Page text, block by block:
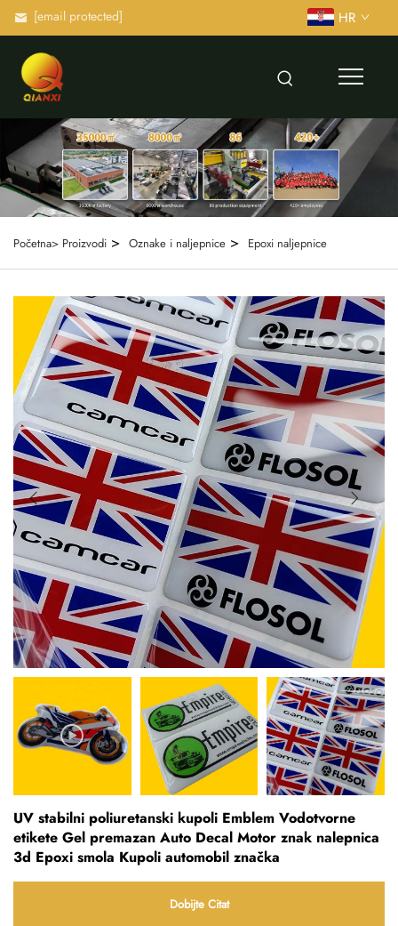
[email protected] HR
Početna> Proizvodi > Oznake i naljepnice > Epoxi naljepnice
UV stabilni poliuretanski kupoli Emblem Vodotvorne
etikete Gel premazan Auto Decal Motor znak nalepnica
3d Epoxi smola Kupoli automobil značka
Dobijte Citat